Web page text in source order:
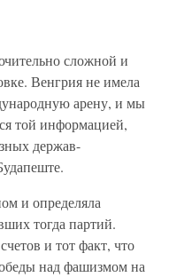
сложной и
Венгрия не имела
арену, и мы
той информацией,
держав-
и определяла
тогда партий.
и тот факт, что
над фашизмом на